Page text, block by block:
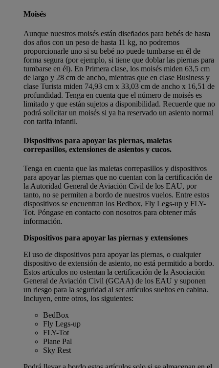
Moisés
Aunque nuestros moisés están diseñados para bebés de hasta
dos años con un peso de hasta 11 kg, no podremos
proporcionarle uno si su bebé no puede tumbarse en él de
forma segura (por ejemplo, si tiene que doblar las piernas para
tumbarse en él). En Primera clase, los moisés miden 63,5 cm
de largo y 28 cm de ancho, mientras que en clase Business y
clase Turista miden 74,93 cm x 33,03 cm de ancho x 16,51 de
profundidad. Tenga en cuenta que el número de moisés es
limitado y que están sujetos a disponibilidad. Recuerde que no
podrá solicitar un moisés si ya ha reservado un asiento normal
con tarifa infantil.
Dispositivos para apoyar las piernas, maletas
correpasillos, extensiones de asientos y cucos.
Tenga en cuenta que las maletas correpasillos y dispositivos
para apoyar las piernas que no cuentan con la certificación de
la Autoridad General de Aviación Civil de los EAU, por
tanto, no se permiten a bordo de nuestros vuelos. Entre estos
dispositivos se encuentran los Bedbox, Fly Legs-up y FLY-
Tot. Póngase en contacto con nosotros para obtener más
información.
Dispositivos para apoyar las piernas y extensiones
El uso de dispositivos para apoyar las piernas, o cualquier
dispositivo de extensión de asiento, no está permitido a bordo.
Estos artículos no ostentan la certificación de la Asociación
General de Aviación Civil (GCAA) de los EAU y suponen
un riesgo para la seguridad al ser artículos sueltos en cabina.
Incluyen, entre otros, los siguientes:
BedBox
Fly Legs-up
FLY-Tot
Plane Pal
Sky Rest